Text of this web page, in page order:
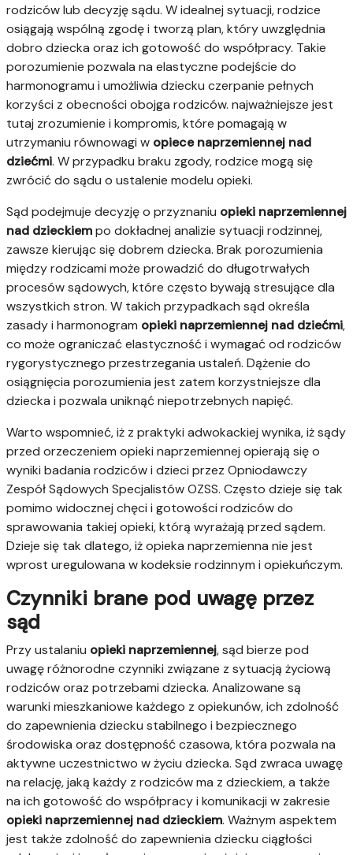
rodziców lub decyzję sądu. W idealnej sytuacji, rodzice
osiągają wspólną zgodę i tworzą plan, który uwzględnia
dobro dziecka oraz ich gotowość do współpracy. Takie
porozumienie pozwala na elastyczne podejście do
harmonogramu i umożliwia dziecku czerpanie pełnych
korzyści z obecności obojga rodziców. najważniejsze jest
tutaj zrozumienie i kompromis, które pomagają w
utrzymaniu równowagi w opiece naprzemiennej nad
dziećmi. W przypadku braku zgody, rodzice mogą się
zwrócić do sądu o ustalenie modelu opieki.
Sąd podejmuje decyzję o przyznaniu opieki naprzemiennej
nad dzieckiempo dokładnej analizie sytuacji rodzinnej,
zawsze kierując się dobrem dziecka. Brak porozumienia
między rodzicami może prowadzić do długotrwałych
procesów sądowych, które często bywają stresujące dla
wszystkich stron. W takich przypadkach sąd określa
zasady i harmonogram opieki naprzemiennej nad dziećmi,
co może ograniczać elastyczność i wymagać od rodziców
rygorystycznego przestrzegania ustaleń. Dążenie do
osiągnięcia porozumienia jest zatem korzystniejsze dla
dziecka i pozwala uniknąć niepotrzebnych napięć.
Warto wspomnieć, iż z praktyki adwokackiej wynika, iż sądy
przed orzeczeniem opieki naprzemiennej opierają się o
wyniki badania rodziców i dzieci przez Opniodawczy
Zespół Sądowych Specjalistów OZSS. Często dzieje się tak
pomimo widocznej chęci i gotowości rodziców do
sprawowania takiej opieki, którą wyrażają przed sądem.
Dzieje się tak dlatego, iż opieka naprzemienna nie jest
wprost uregulowana w kodeksie rodzinnym i opiekuńczym.
Czynniki brane pod uwagę przez
sąd
Przy ustalaniu opieki naprzemiennej, sąd bierze pod
uwagę różnorodne czynniki związane z sytuacją życiową
rodziców oraz potrzebami dziecka. Analizowane są
warunki mieszkaniowe każdego z opiekunów, ich zdolność
do zapewnienia dziecku stabilnego i bezpiecznego
środowiska oraz dostępność czasowa, która pozwala na
aktywne uczestnictwo w życiu dziecka. Sąd zwraca uwagę
na relację, jaką każdy z rodziców ma z dzieckiem, a także
na ich gotowość do współpracy i komunikacji w zakresie
opieki naprzemiennej nad dzieckiem. Ważnym aspektem
jest także zdolność do zapewnienia dziecku ciągłości